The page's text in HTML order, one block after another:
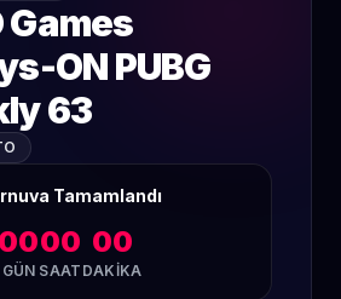
Games
ON PUBG
63
Tamamlandı
00
GÜN
00
SAAT
00
DAKIKA